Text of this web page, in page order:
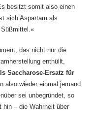
besitzt somit also einen
sich Aspartam als
das nicht nur die
enthüllt,
Saccharose-Ersatz für
also wieder einmal jemand
sei unbegründet, so
– die Wahrheit über